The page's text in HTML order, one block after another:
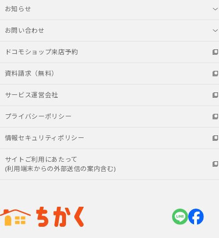
お知らせ
お問い合わせ
ドコモショップ来店予約
資料請求（無料）
サービス運営会社
プライバシーポリシー
情報セキュリティポリシー
サイトご利用にあたって
(利用端末からの外部送信の案内含む)